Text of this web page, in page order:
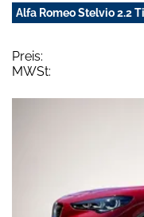
Alfa Romeo Stelvio 2.2
Preis:
MWSt: